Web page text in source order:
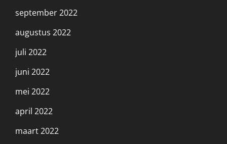
september 2022
augustus 2022
juli 2022
juni 2022
mei 2022
april 2022
maart 2022